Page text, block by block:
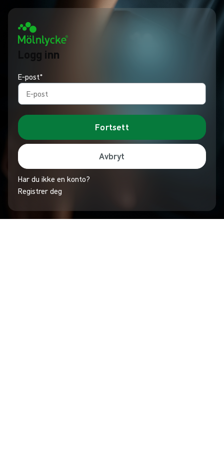
Logg inn
E‑post*
Fortsett
Avbryt
Har du ikke en konto?
Registrer deg